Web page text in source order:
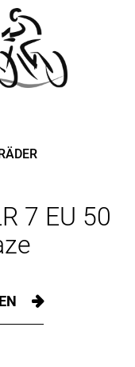
7 EU 50